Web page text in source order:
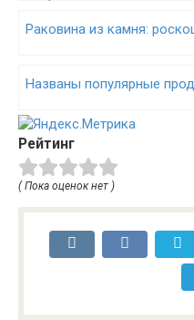
Раковина из камня:
Названы популярные
Рейтинг
( Пока оценок нет )